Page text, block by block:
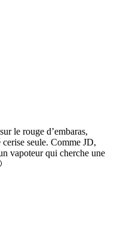
le rouge d’embaras,
seule. Comme JD,
vapoteur qui cherche une